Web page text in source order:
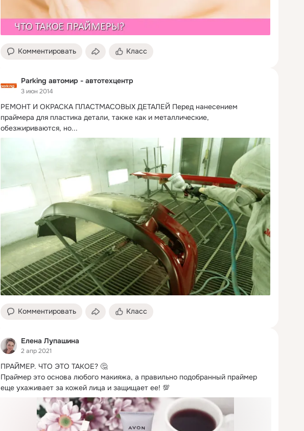
Комментировать Класс
Parking автомир - автотехцентр
3 июн 2014
РЕМОНТ И ОКРАСКА ПЛАСТМАСОВЫХ ДЕТАЛЕЙ Перед нанесением
праймера для пластика детали, также как и металлические,
обезжириваются, но...
Комментировать Класс
Елена Лупашина
2 апр 2021
ПРАЙМЕР. ЧТО ЭТО ТАКОЕ? 🤔
Праймер это основа любого макияжа, а правильно подобранный праймер
еще ухаживает за кожей лица и защищает ее! 💯